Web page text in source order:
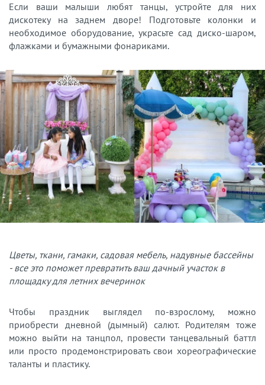
Если ваши малыши любят танцы, устройте для них
дискотеку на заднем дворе! Подготовьте колонки и
необходимое оборудование, украсьте сад диско-шаром,
флажками и бумажными фонариками.
Цветы, ткани, гамаки, садовая мебель, надувные бассейны
- все это поможет превратить ваш дачный участок в
площадку для летних вечеринок
Чтобы праздник выглядел по-взрослому, можно
приобрести дневной (дымный) салют. Родителям тоже
можно выйти на танцпол, провести танцевальный баттл
или просто продемонстрировать свои хореографические
таланты и пластику.